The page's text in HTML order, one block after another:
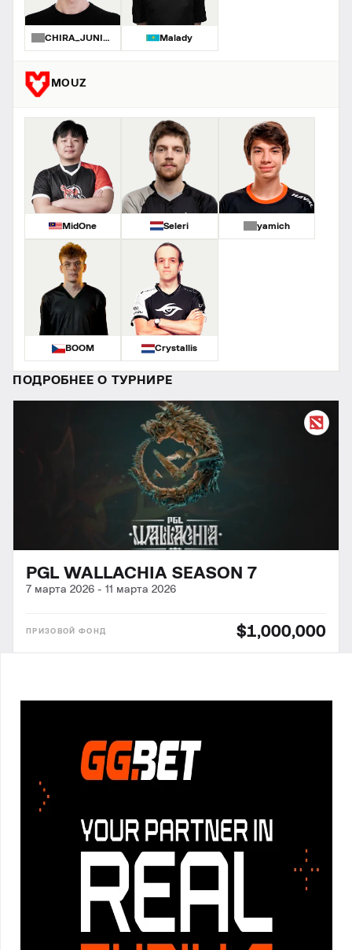
CHIRA_JUNIOR Malady
MOUZ
MidOne Seleri yamich
BOOM Crystallis
ПОДРОБНЕЕ О ТУРНИРЕ
PGL WALLACHIA SEASON 7
7 марта 2026 - 11 марта 2026
$1,000,000